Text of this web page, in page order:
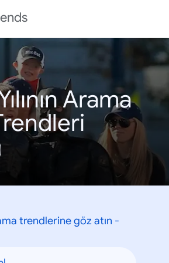
Arama
trendlerine göz atın -